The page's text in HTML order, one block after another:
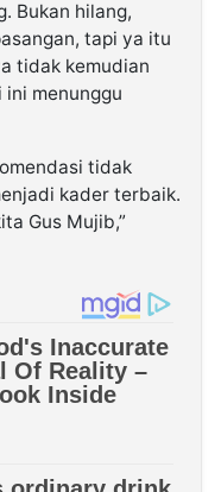
Bukan hilang,
tapi ya itu
tidak kemudian
menunggu
tidak
kader terbaik.
Gus Mujib,”